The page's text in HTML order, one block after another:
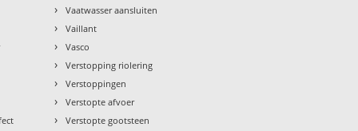
› Vaatwasser aansluiten
› Vaillant
› Vasco
› Verstopping riolering
› Verstoppingen
› Verstopte afvoer
› Verstopte gootsteen